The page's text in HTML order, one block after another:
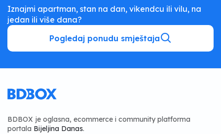
Iznajmi apartman, stan na dan, vikendcu ili vilu, na
jedan ili više dana?
Pogledaj ponudu smještaja
BDBOX je oglasna, ecommerce i community platforma
portala Bijeljina Danas.